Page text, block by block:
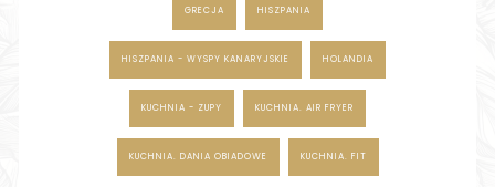
GRECJA HISZPANIA
HISZPANIA - WYSPY KANARYJSKIE HOLANDIA
KUCHNIA - ZUPY KUCHNIA. AIR FRYER
KUCHNIA. DANIA OBIADOWE KUCHNIA. FIT